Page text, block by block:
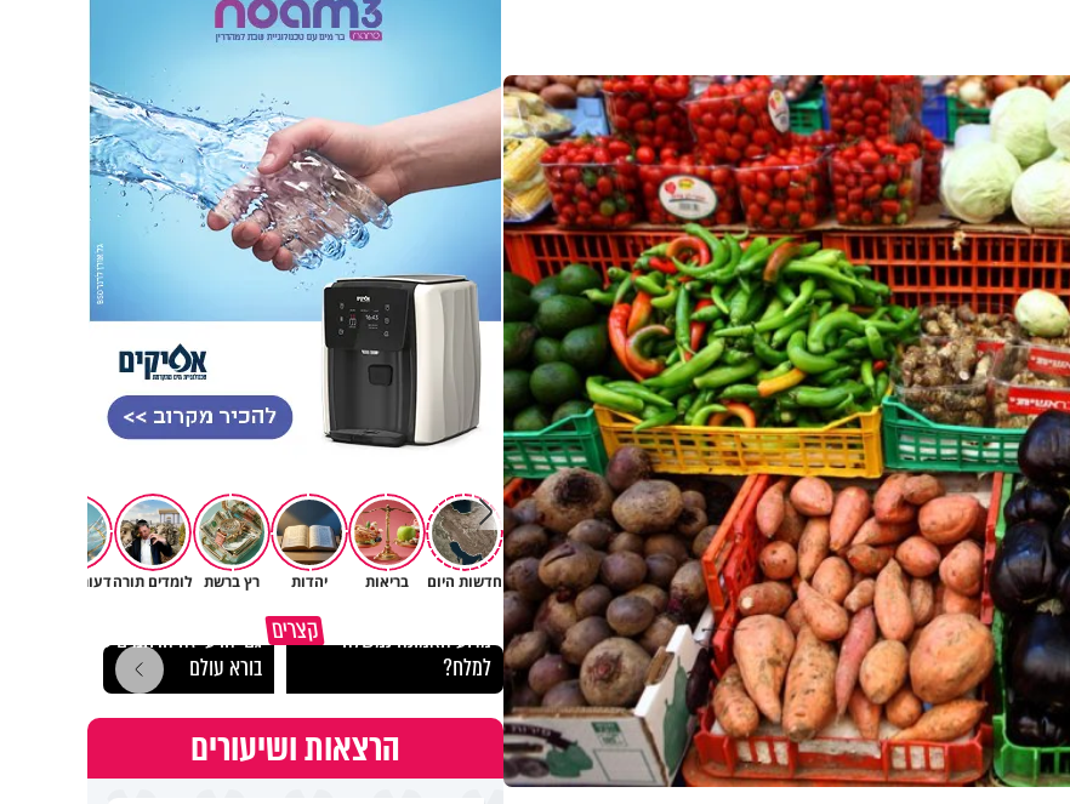
חדשות היום בריאות יהדות רץ ברשת לומדים תורהדעות וטורים
קצרים
מדוע האמונה נמשלה
למלח?
גם ׳הרע׳ זה הרחמים של
בורא עולם
הרצאות ושיעורים